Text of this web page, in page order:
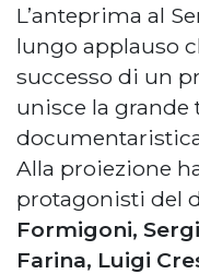
L’anteprima al
lungo applauso
successo di un
unisce la grande
Alla proiezione
protagonisti del
Formigoni,
Farina, Luigi